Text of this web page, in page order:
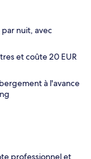
nuit, avec
et coûte 20 EUR
à l'avance
professionnel et